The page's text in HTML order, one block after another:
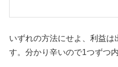
いずれの方法にせよ、利益は
す。分かり辛いので1つずつ